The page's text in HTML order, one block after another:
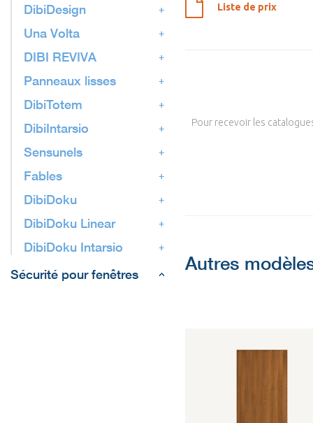
DibiDesign
Una Volta
DIBI REVIVA
Panneaux lisses
DibiTotem
DibiIntarsio
Sensunels
Fables
DibiDoku
DibiDoku Linear
DibiDoku Intarsio
Sécurité pour fenêtres
Liste de prix
Pour recevoir les
Autres